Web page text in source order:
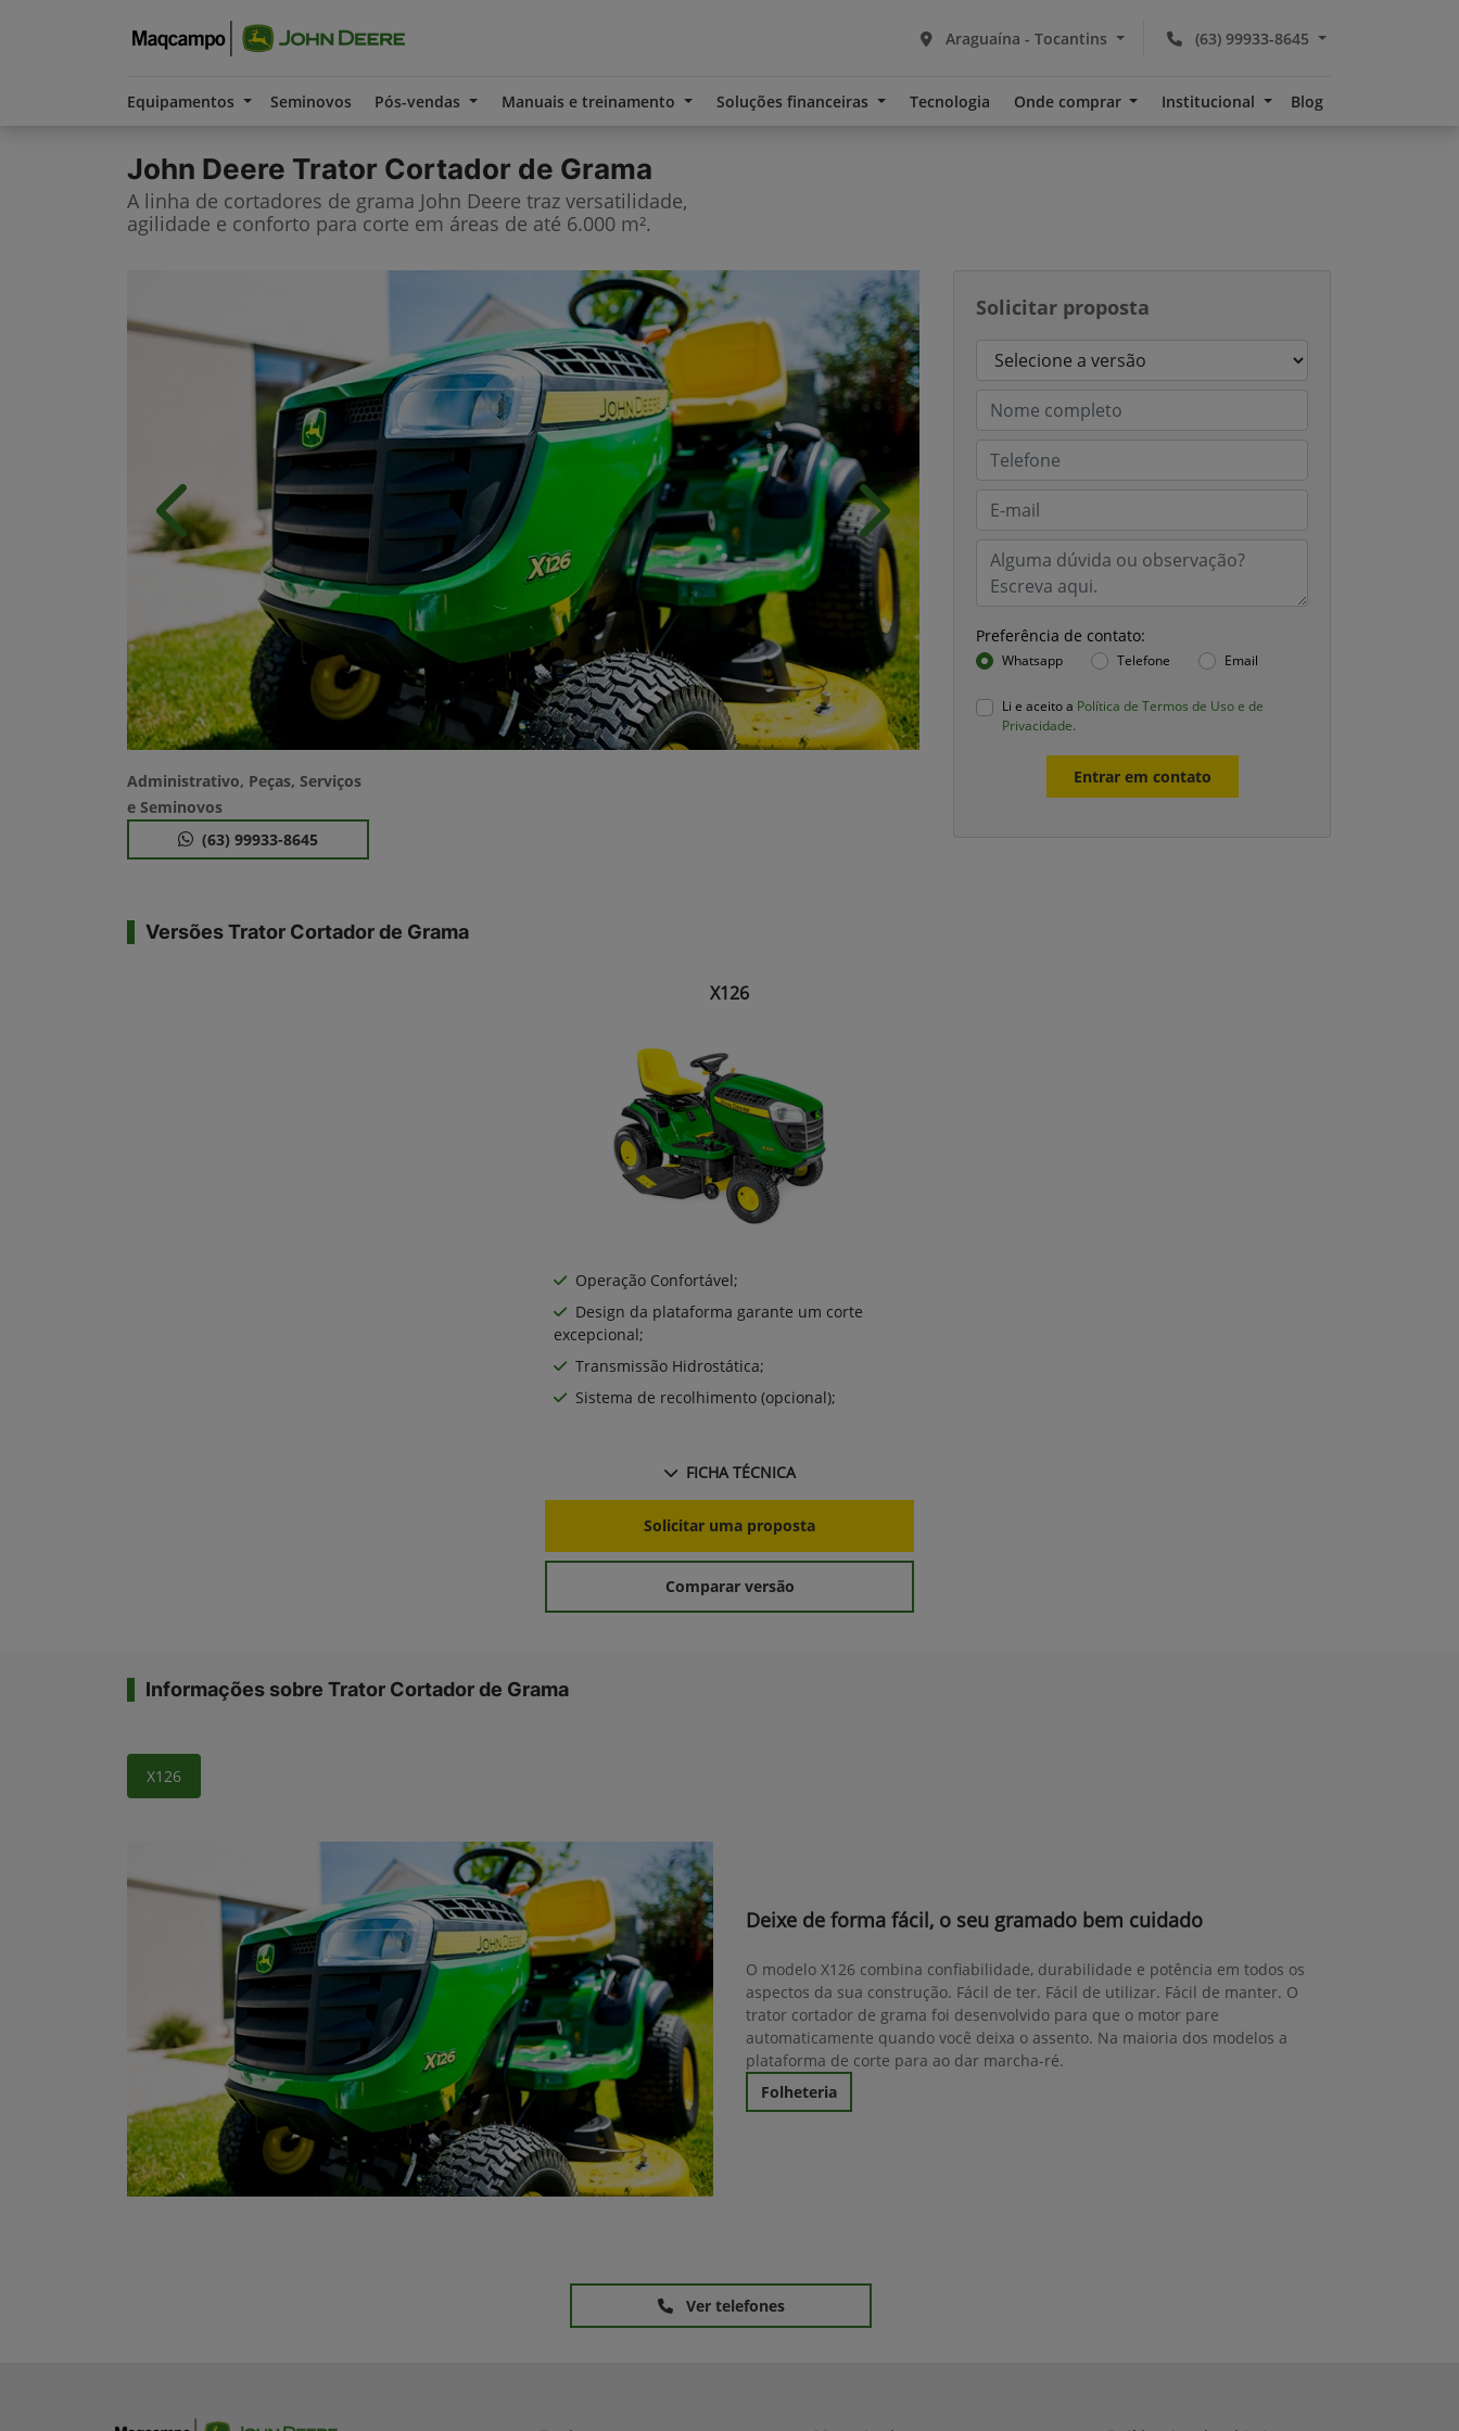
(63) 99933-8645
Araguaína - Tocantins
Equipamentos Seminovos Pós-vendas Manuais e treinamento Soluções financeiras Tecnologia Onde comprar Institucional Blog
John Deere Trator Cortador de Grama
A linha de cortadores de grama John Deere traz versatilidade,
agilidade e conforto para corte em áreas de até 6.000 m².
Solicitar proposta
Preferência de contato:
Whatsapp Telefone Email
Li e aceito a Política de Termos de Uso e de
Privacidade.
Entrar em contato
Anterior Próximo
Administrativo, Peças, Serviços
e Seminovos
(63) 99933-8645
Versões Trator Cortador de Grama
X126
Operação Confortável;
Design da plataforma garante um corte
excepcional;
Transmissão Hidrostática;
Sistema de recolhimento (opcional);
FICHA TÉCNICA
Solicitar uma proposta
Comparar versão
Informações sobre Trator Cortador de Grama
X126
Deixe de forma fácil, o seu gramado bem cuidado
O modelo X126 combina confiabilidade, durabilidade e potência em todos os
aspectos da sua construção. Fácil de ter. Fácil de utilizar. Fácil de manter. O
trator cortador de grama foi desenvolvido para que o motor pare
automaticamente quando você deixa o assento. Na maioria dos modelos a
plataforma de corte para ao dar marcha-ré.
Folheteria
Ver telefones